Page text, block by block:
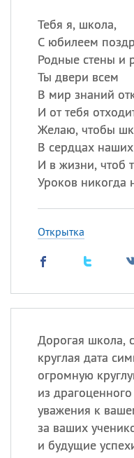
Тебя я, школа,
С юбилеем
Родные стены и
Ты двери всем
В мир знаний
И от тебя
Желаю, чтобы
В сердцах
И в жизни, чтоб
Уроков никогда
Открытка
Дорогая школа,
круглая дата
огромную
из
уважения к
за ваших
и будущие